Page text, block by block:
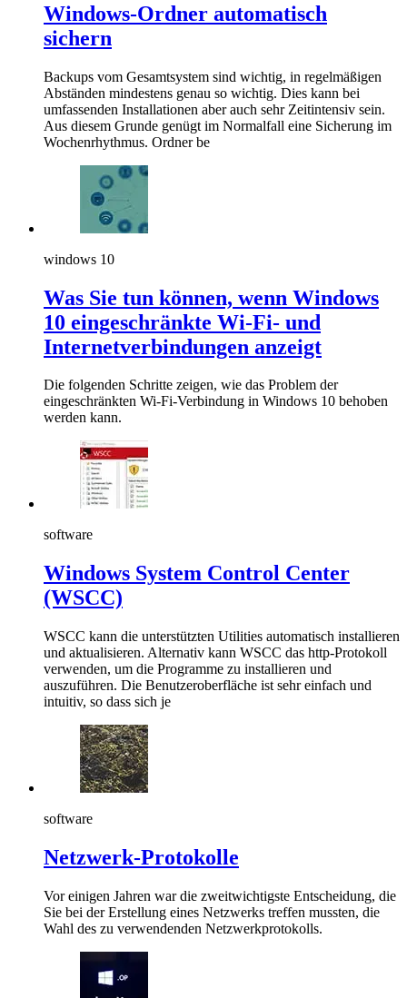
Windows-Ordner automatisch
sichern
Backups vom Gesamtsystem sind wichtig, in regelmäßigen
Abständen mindestens genau so wichtig. Dies kann bei
umfassenden Installationen aber auch sehr Zeitintensiv sein.
Aus diesem Grunde genügt im Normalfall eine Sicherung im
Wochenrhythmus. Ordner be
windows 10
Was Sie tun können, wenn Windows
10 eingeschränkte Wi-Fi- und
Internetverbindungen anzeigt
Die folgenden Schritte zeigen, wie das Problem der
eingeschränkten Wi-Fi-Verbindung in Windows 10 behoben
werden kann.
software
Windows System Control Center
(WSCC)
WSCC kann die unterstützten Utilities automatisch installieren
und aktualisieren. Alternativ kann WSCC das http-Protokoll
verwenden, um die Programme zu installieren und
auszuführen. Die Benutzeroberfläche ist sehr einfach und
intuitiv, so dass sich je
software
Netzwerk-Protokolle
Vor einigen Jahren war die zweitwichtigste Entscheidung, die
Sie bei der Erstellung eines Netzwerks treffen mussten, die
Wahl des zu verwendenden Netzwerkprotokolls.